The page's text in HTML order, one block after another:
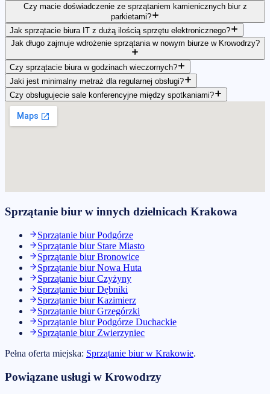
Czy macie doświadczenie ze sprzątaniem kamienicznych biur z
parkietami?
Jak sprzątacie biura IT z dużą ilością sprzętu elektronicznego?
Jak długo zajmuje wdrożenie sprzątania w nowym biurze w Krowodrzy?
Czy sprzątacie biura w godzinach wieczornych?
Jaki jest minimalny metraż dla regularnej obsługi?
Czy obsługujecie sale konferencyjne między spotkaniami?
Sprzątanie biur w innych dzielnicach Krakowa
Sprzątanie biur Podgórze
Sprzątanie biur Stare Miasto
Sprzątanie biur Bronowice
Sprzątanie biur Nowa Huta
Sprzątanie biur Czyżyny
Sprzątanie biur Dębniki
Sprzątanie biur Kazimierz
Sprzątanie biur Grzegórzki
Sprzątanie biur Podgórze Duchackie
Sprzątanie biur Zwierzyniec
Pełna oferta miejska: Sprzątanie biurw Krakowie.
Powiązane usługi w Krowodrzy